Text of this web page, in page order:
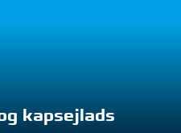
kapsejlads